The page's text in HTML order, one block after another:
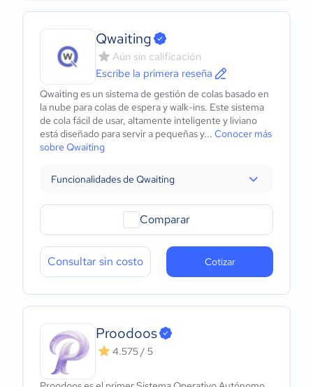
Qwaiting
Aún sin calificación
Escribe la primera reseña
Qwaiting es un sistema de gestión de colas basado en
la nube para colas de espera y walk-ins. Este sistema
de cola fácil de usar, altamente inteligente y liviano
está diseñado para servir a pequeñas y... Conocer más
sobre Qwaiting
Funcionalidades de Qwaiting
Comparar
Consultar sin costo Cotizar
Proodoos
4.575 / 5